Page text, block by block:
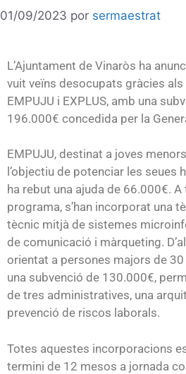
01/09/2023 por sermaestrat
L’Ajuntament de Vinaròs ha
vuit veïns desocupats gràcies
EMPUJU i EXPLUS, amb una
196.000€ concedida per la
EMPUJU, destinat a joves
l’objectiu de potenciar les
ha rebut una ajuda de 66.000€. A
programa, s’han incorporat una
tècnic mitjà de sistemes
de comunicació i màrqueting.
orientat a persones majors de
una subvenció de 130.000€,
de tres administratives, una
prevenció de riscos laborals.
Totes aquestes incorporacions
termini de 12 mesos a jornada